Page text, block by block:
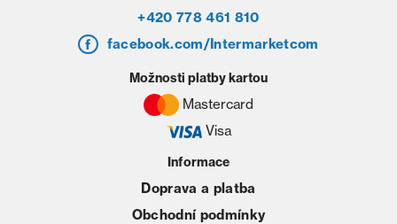
+420 778 461 810
facebook.com/Intermarketcom
Informace
Doprava a platba
Obchodní podmínky
Možnosti platby kartou
Mastercard
Visa